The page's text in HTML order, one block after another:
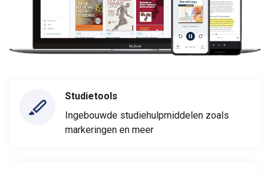
Studietools
Ingebouwde studiehulpmiddelen zoals
markeringen en meer